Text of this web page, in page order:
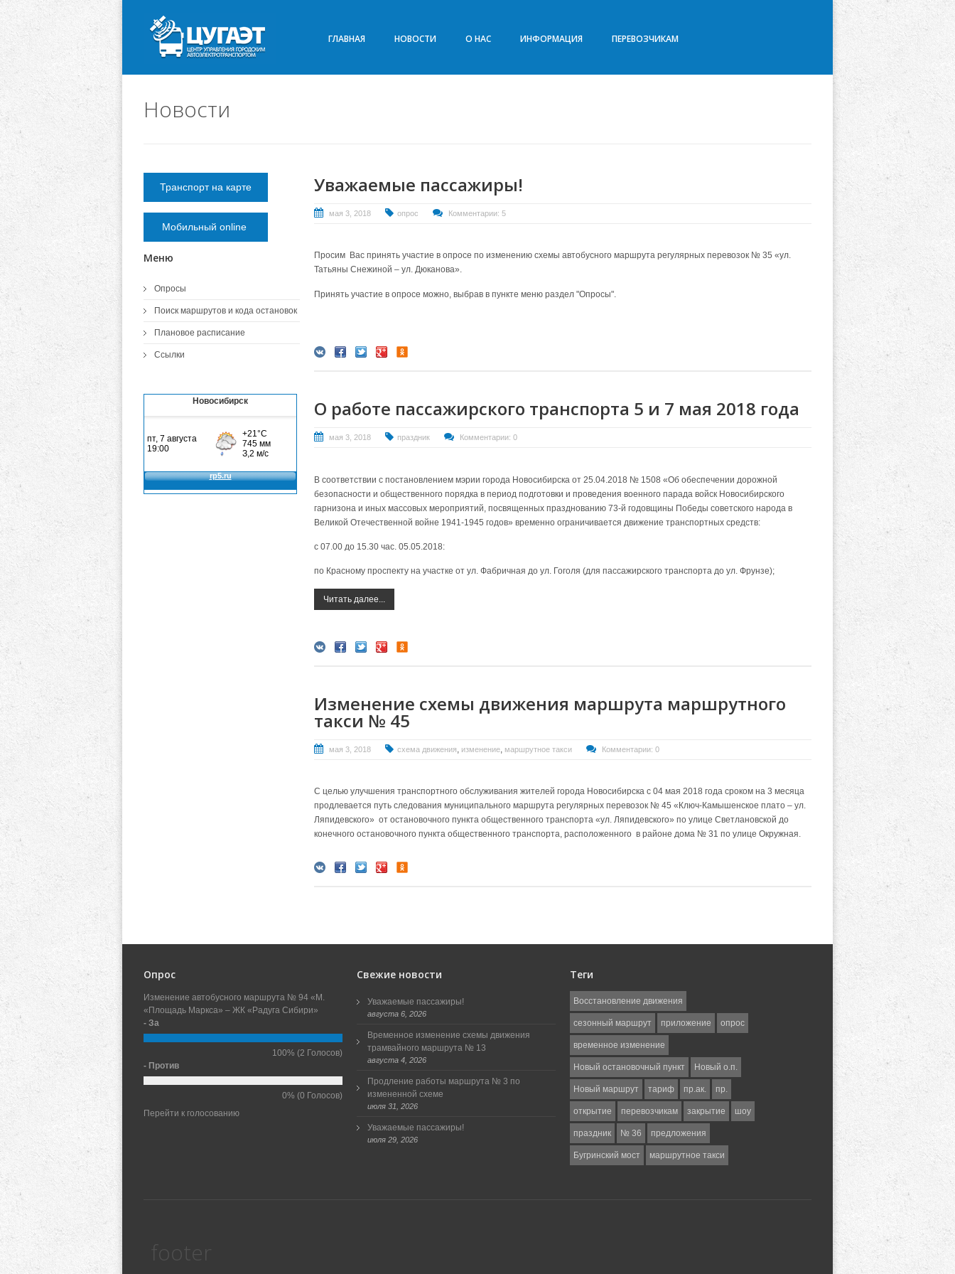
ГЛАВНАЯ НОВОСТИ О НАС ИНФОРМАЦИЯ ПЕРЕВОЗЧИКАМ
Новости
Уважаемые пассажиры!
мая 3, 2018 опрос Комментарии: 5
Просим Вас принять участие в опросе по изменению схемы автобусного маршрута регулярных перевозок № 35 «ул.
Татьяны Снежиной – ул. Дюканова».
Принять участие в опросе можно, выбрав в пункте меню раздел "Опросы".
О работе пассажирского транспорта 5 и 7 мая 2018 года
мая 3, 2018 праздник Комментарии: 0
В соответствии с постановлением мэрии города Новосибирска от 25.04.2018 № 1508 «Об обеспечении дорожной
безопасности и общественного порядка в период подготовки и проведения военного парада войск Новосибирского
гарнизона и иных массовых мероприятий, посвященных празднованию 73-й годовщины Победы советского народа в
Великой Отечественной войне 1941-1945 годов» временно ограничивается движение транспортных средств:
с 07.00 до 15.30 час. 05.05.2018:
по Красному проспекту на участке от ул. Фабричная до ул. Гоголя (для пассажирского транспорта до ул. Фрунзе);
Читать далее...
Изменение схемы движения маршрута маршрутного
такси № 45
мая 3, 2018 схема движения изменение маршрутное такси Комментарии: 0
С целью улучшения транспортного обслуживания жителей города Новосибирска с 04 мая 2018 года сроком на 3 месяца
продлевается путь следования муниципального маршрута регулярных перевозок № 45 «Ключ-Камышенское плато – ул.
Ляпидевского» от остановочного пункта общественного транспорта «ул. Ляпидевского» по улице Светлановской до
конечного остановочного пункта общественного транспорта, расположенного в районе дома № 31 по улице Окружная.
Транспорт на карте
Мобильный online
Меню
Опросы
Поиск маршрутов и кода остановок
Плановое расписание
Ссылки
Новосибирск
Опрос
Изменение автобусного маршрута № 94 «М.
«Площадь Маркса» – ЖК «Радуга Сибири»
- За
100% (2 Голосов)
- Против
0% (0 Голосов)
Перейти к голосованию
Свежие новости
Уважаемые пассажиры!
августа 6, 2026
Временное изменение схемы движения
трамвайного маршрута № 13
августа 4, 2026
Продление работы маршрута № 3 по
измененной схеме
июля 31, 2026
Уважаемые пассажиры!
июля 29, 2026
Теги
Восстановление движения
сезонный маршрут приложение опрос
временное изменение
Новый остановочный пункт Новый о.п.
Новый маршрут тариф пр.ак. пр.
открытие перевозчикам закрытие шоу
праздник № 36 предложения
Бугринский мост маршрутное такси
footer